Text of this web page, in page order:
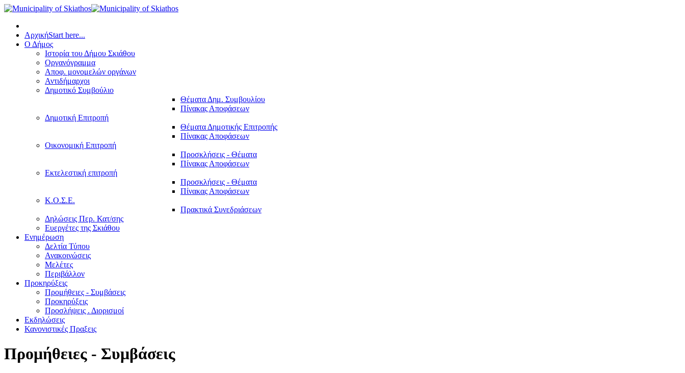
ΑρχικήStart here...
Ο Δήμος
Ιστορία του Δήμου Σκιάθου
Οργανόγραμμα
Αποφ. μονομελών οργάνων
Αντιδήμαρχοι
Δημοτικό Συμβούλιο
Θέματα Δημ. Συμβουλίου
Πίνακας Αποφάσεων
Δημοτική Επιτροπή
Θέματα Δημοτικής Επιτροπής
Πίνακας Αποφάσεων
Οικονομική Επιτροπή
Προσκλήσεις - Θέματα
Πίνακας Αποφάσεων
Εκτελεστική επιτροπή
Προσκλήσεις - Θέματα
Πίνακας Αποφάσεων
Κ.Ο.Σ.Ε.
Πρακτικά Συνεδριάσεων
Δηλώσεις Περ. Κατ/σης
Ευεργέτες της Σκιάθου
Ενημέρωση
Δελτία Τύπου
Ανακοινώσεις
Μελέτες
Περιβάλλον
Προκηρύξεις
Προμήθειες - Συμβάσεις
Προκηρύξεις
Προσλήψεις . Διορισμοί
Εκδηλώσεις
Κανονιστικές Πραξεις
Προμήθειες - Συμβάσεις